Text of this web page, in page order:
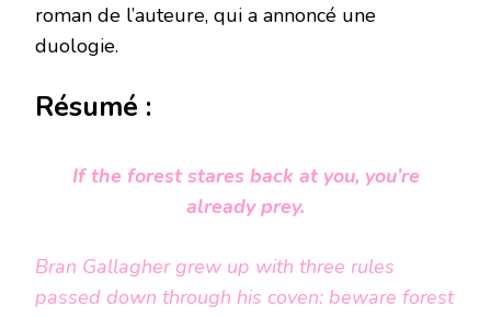
roman de l’auteure, qui a annoncé une
duologie.
Résumé :
If the forest stares back at you, you’re
already prey.
Bran Gallagher grew up with three rules
passed down through his coven: beware forest